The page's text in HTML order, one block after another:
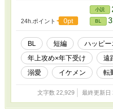
（TAKASE Aoi
く、切なくも甘
のBLラブストー
Soundscape」
を楽曲として描
を展開していま
https://
24h.ポイント 0pt
小説
BL
BL 短編
ハッピー
年上攻め×年下受け
遠
溺愛
イケメン 転
文字数 22,929 最終更新日